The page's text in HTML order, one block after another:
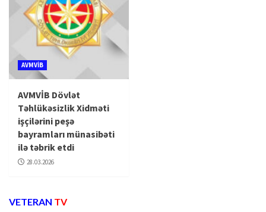
AVMVİB
AVMVİB Dövlət
Təhlükəsizlik Xidməti
işçilərini peşə
bayramları münasibəti
ilə təbrik etdi
28.03.2026
VETERAN TV